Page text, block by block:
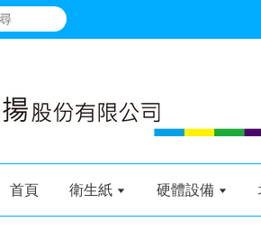
首頁 衛生紙 硬體設備